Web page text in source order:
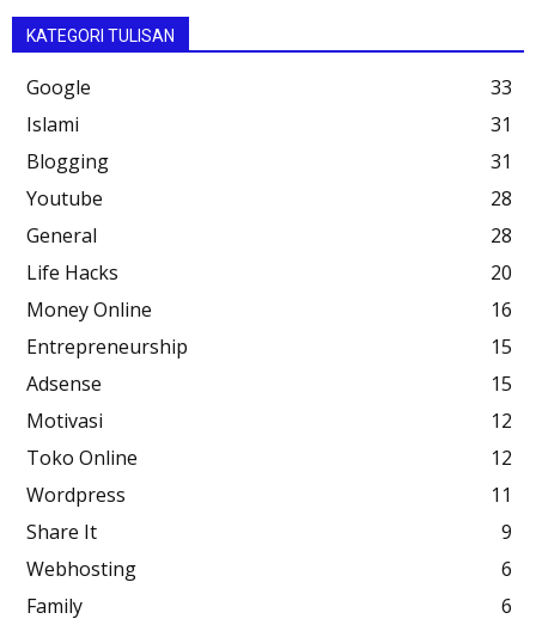
KATEGORI TULISAN
Google
33
Islami
31
Blogging
31
Youtube
28
General
28
Life Hacks
20
Money Online
16
Entrepreneurship
15
Adsense
15
Motivasi
12
Toko Online
12
Wordpress
11
Share It
9
Webhosting
6
Family
6